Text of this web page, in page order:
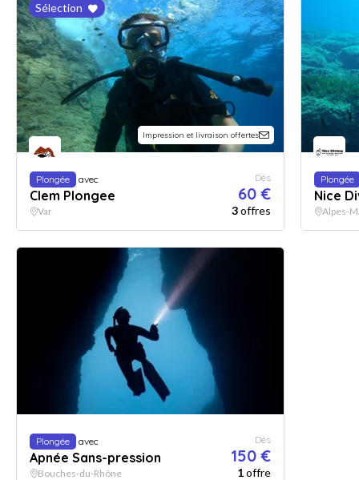
Sélection
Impression et livraison offertes
Plongée avec
Clem Plongee
Dès
60 €
Var 3offres
Plongée
Nice
Alpes-
Plongée avec
Apnée Sans-pression
Dès
150 €
Bouches-du-Rhône 1offre